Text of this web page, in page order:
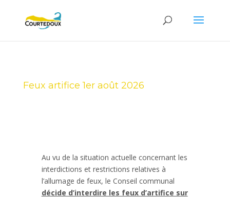
Feux artifice 1er août 2026
Au vu de la situation actuelle concernant les
interdictions et restrictions relatives à
l’allumage de feux, le Conseil communal
décide d’interdire les feux d’artifice sur